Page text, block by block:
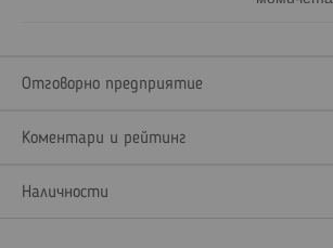
Отговорно предприятие
Коментари и рейтинг
Наличности